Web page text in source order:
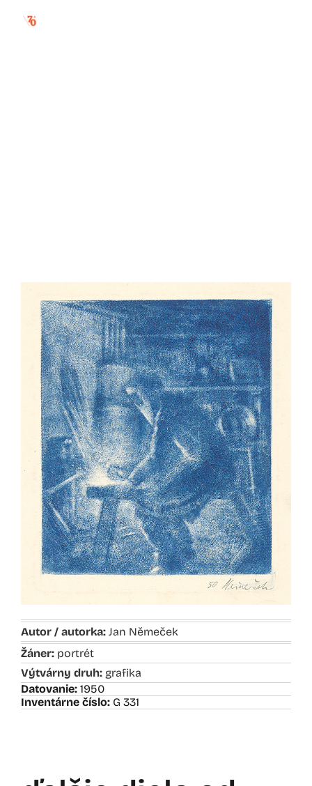
Autor / autorka: Jan Němeček
Žáner: portrét
Výtvárny druh: grafika
Datovanie: 1950
Inventárne číslo: G 331